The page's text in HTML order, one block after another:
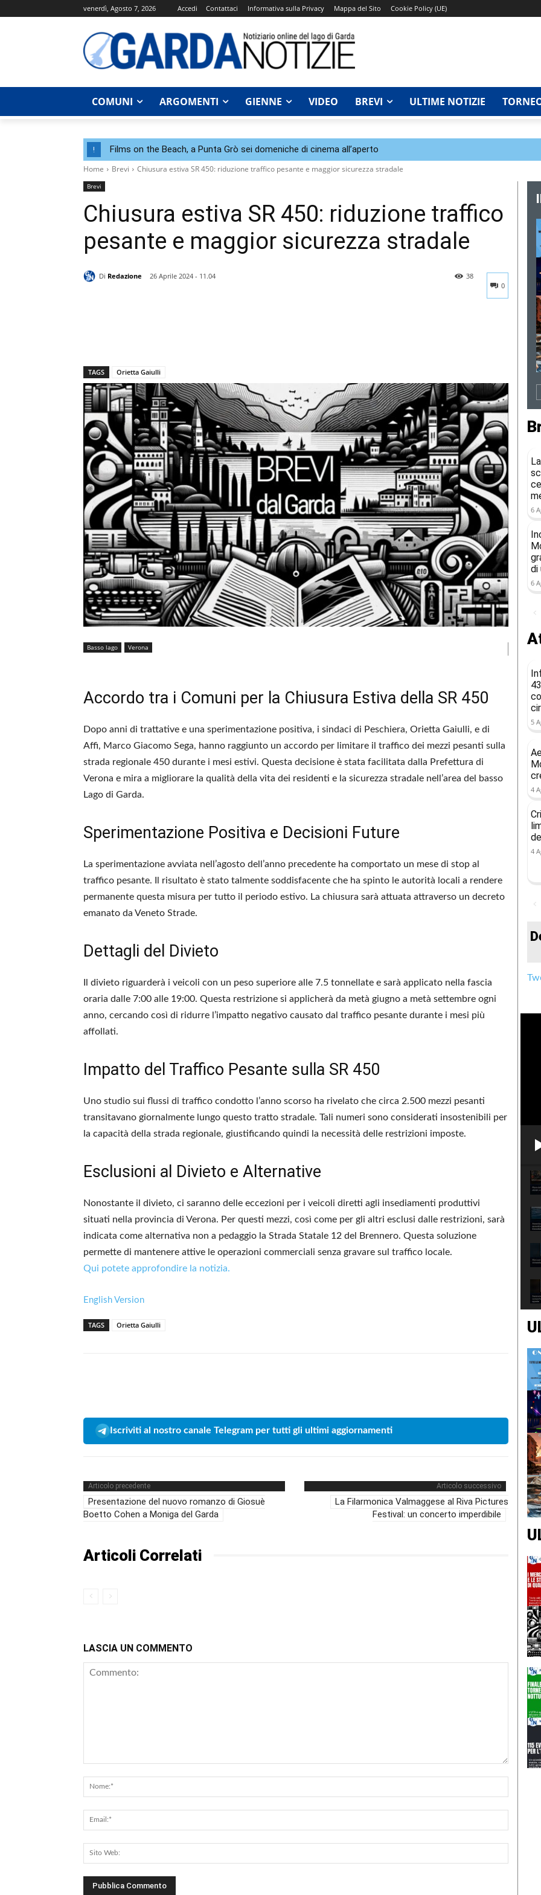
venerdì, Agosto 7, 2026 Accedi Contattaci Informativa sulla Privacy Mappa del Sito Cookie Policy (UE)
COMUNI ARGOMENTI GIENNE VIDEO BREVI ULTIME NOTIZIE
! Films on the Beach, a Punta Grò sei domeniche di cinema all’aperto
Home Brevi Chiusura estiva SR 450: riduzione traffico pesante e maggior sicurezza stradale
Brevi
Chiusura estiva SR 450: riduzione traffico
pesante e maggior sicurezza stradale
Di Redazione
26 Aprile 2024 - 11.04
0
38
TAGS Orietta Gaiulli
Basso lago Verona
Accordo tra i Comuni per la Chiusura Estiva della SR 450
Dopo anni di trattative e una sperimentazione positiva, i sindaci di Peschiera, Orietta Gaiulli, e di
Affi, Marco Giacomo Sega, hanno raggiunto un accordo per limitare il traffico dei mezzi pesanti sulla
strada regionale 450 durante i mesi estivi. Questa decisione è stata facilitata dalla Prefettura di
Verona e mira a migliorare la qualità della vita dei residenti e la sicurezza stradale nell’area del basso
Lago di Garda.
Sperimentazione Positiva e Decisioni Future
La sperimentazione avviata nell’agosto dell’anno precedente ha comportato un mese di stop al
traffico pesante. Il risultato è stato talmente soddisfacente che ha spinto le autorità locali a rendere
permanente questa misura per tutto il periodo estivo. La chiusura sarà attuata attraverso un decreto
emanato da Veneto Strade.
Dettagli del Divieto
Il divieto riguarderà i veicoli con un peso superiore alle 7.5 tonnellate e sarà applicato nella fascia
oraria dalle 7:00 alle 19:00. Questa restrizione si applicherà da metà giugno a metà settembre ogni
anno, cercando così di ridurre l’impatto negativo causato dal traffico pesante durante i mesi più
affollati.
Impatto del Traffico Pesante sulla SR 450
Uno studio sui flussi di traffico condotto l’anno scorso ha rivelato che circa 2.500 mezzi pesanti
transitavano giornalmente lungo questo tratto stradale. Tali numeri sono considerati insostenibili per
la capacità della strada regionale, giustificando quindi la necessità delle restrizioni imposte.
Esclusioni al Divieto e Alternative
Nonostante il divieto, ci saranno delle eccezioni per i veicoli diretti agli insediamenti produttivi
situati nella provincia di Verona. Per questi mezzi, così come per gli altri esclusi dalle restrizioni, sarà
indicata come alternativa non a pedaggio la Strada Statale 12 del Brennero. Questa soluzione
permette di mantenere attive le operazioni commerciali senza gravare sul traffico locale.
Qui potete approfondire la notizia.
English Version
TAGS Orietta Gaiulli
Iscriviti al nostro canale Telegram per tutti gli ultimi aggiornamenti
Articolo precedente
Presentazione del nuovo romanzo di Giosuè
Boetto Cohen a Moniga del Garda
Articolo successivo
La Filarmonica Valmaggese al Riva Pictures
Festival: un concerto imperdibile
Articoli Correlati
LASCIA UN COMMENTO
6
di
6
5
4
4